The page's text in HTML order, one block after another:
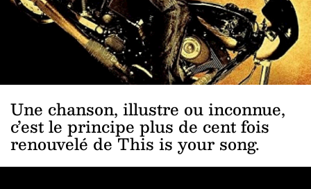
Une chanson, illustre ou inconnue,
c’est le principe plus de cent fois
renouvelé de This is your song.